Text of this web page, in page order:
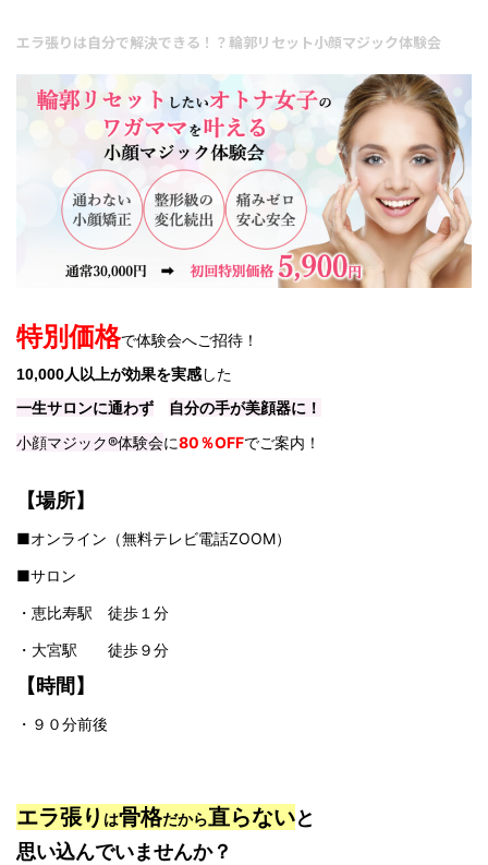
エラ張りは自分で解決できる！？輪郭リセット小顔マジック体験会
特別価格で体験会へご招待！
10,000人以上が効果を実感した
一生サロンに通わず
自分の手が美顔器に！
小顔マジック®︎体験会に80％OFFでご案内！
【場所】
■オンライン（無料テレビ電話ZOOM）
■サロン
・恵比寿駅 徒歩１分
・大宮駅 徒歩９分
【時間】
・９０分前後
エラ張り は骨格だから直らないと
思い込んでいませんか？